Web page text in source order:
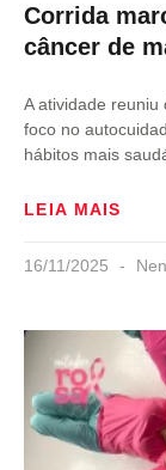
Corrida
câncer de
A atividade
foco no
hábitos mais
LEIA MAIS
16/11/2025